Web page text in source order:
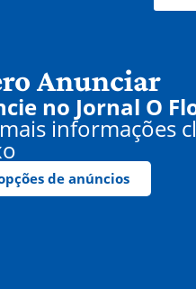
Anunciar
no Jornal O
informações
de anúncios